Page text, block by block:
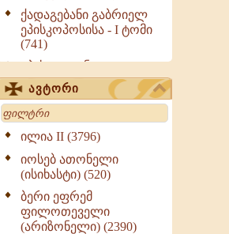
ქადაგებანი გაბრიელ
ეპისკოპოსისა - I ტომი
(741)
ეპისტოლენი,
ქადაგებანი, სიტყვანი
(ნაწილი III) (723)
მოძღვრის ძალზე
სასარგებლო რჩევები
მრევლისათვის (545)
Wisdomge (514)
ქადაგებანი გაბრიელ
ეპისკოპოსისა - II ტომი
(370)
ავტორი
Search
ილია II (3796)
იოსებ ათონელი
(ისიხასტი) (520)
ბერი ეფრემ
ფილოთეველი
(არიზონელი) (2390)